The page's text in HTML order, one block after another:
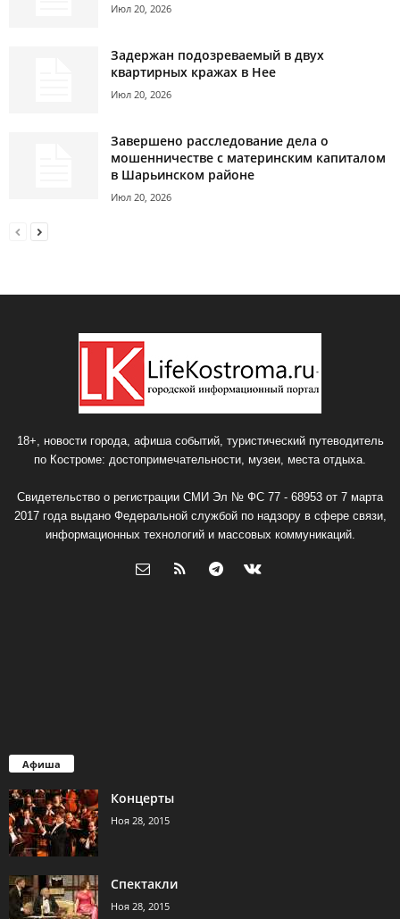
Июл 20, 2026
Задержан подозреваемый в двух
квартирных кражах в Нее
Июл 20, 2026
Завершено расследование дела о
мошенничестве с материнским капиталом
в Шарьинском районе
Июл 20, 2026
18+, новости города, афиша событий, туристический путеводитель
по Костроме: достопримечательности, музеи, места отдыха.
Свидетельство о регистрации СМИ Эл № ФС 77 - 68953 от 7 марта
2017 года выдано Федеральной службой по надзору в сфере связи,
информационных технологий и массовых коммуникаций.
Афиша
Концерты
Ноя 28, 2015
Спектакли
Ноя 28, 2015